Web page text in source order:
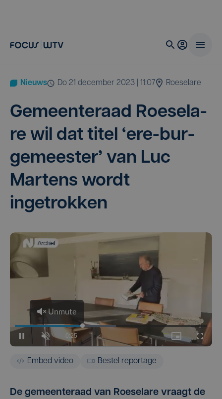
Nieuws do 21 december 2023 | 11:07 Roeselare
Gemeen­te­raad Roe­se­la­
re wil dat titel ‘ere-bur­
ge­mees­ter’ van Luc
Mar­tens wordt
ingetrokken
Embed video Bestel reportage
De gemeenteraad van Roeselare vraagt de